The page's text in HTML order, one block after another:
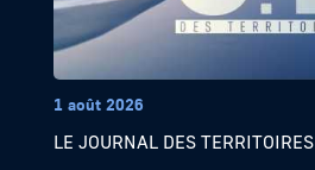
1 août 2026
LE JOURNAL DES TERRITOIRES